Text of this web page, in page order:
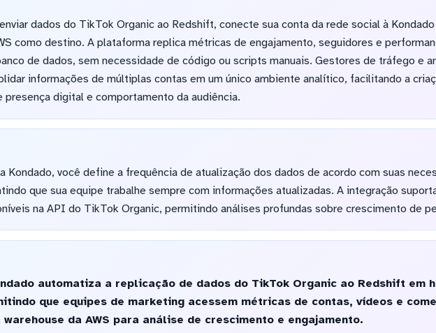
dados do TikTok Organic ao Redshift, conecte sua conta da rede social à
como destino. A plataforma replica métricas de engajamento, seguidores e
de dados, sem necessidade de código ou scripts manuais. Gestores de tráfego e
informações de múltiplas contas em um único ambiente analítico, facilitando a
presença digital e comportamento da audiência.
Kondado, você define a frequência de atualização dos dados de acordo com suas
que sua equipe trabalhe sempre com informações atualizadas. A integração
na API do TikTok Organic, permitindo análises profundas sobre crescimento de
automatiza a replicação de dados do TikTok Organic ao Redshift em
que equipes de marketing acessem métricas de contas, vídeos e
warehouse da AWS para análise de crescimento e engajamento.